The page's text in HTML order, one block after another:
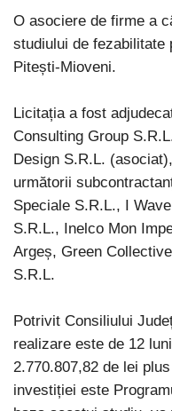
O asociere de firme a
studiului de fezabilitate
Pitești-Mioveni.
Licitația a fost
Consulting Group
Design S.R.L.
următorii
Speciale S.R.L., I
S.R.L., Inelco Mon
Argeș, Green
S.R.L.
Potrivit Consiliului
realizare este de 12
2.770.807,82 de lei
investiției este